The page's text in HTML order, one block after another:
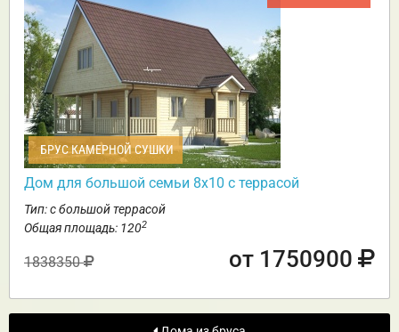
БРУС КАМЕРНОЙ СУШКИ
Дом для большой семьи 8х10 с террасой
Тип: с большой террасой
Общая площадь: 1202
1838350 от 1750900